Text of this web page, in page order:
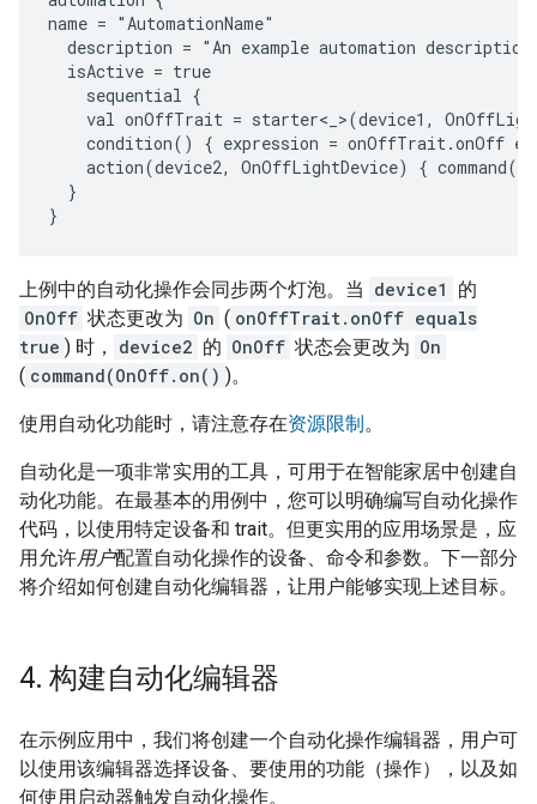
name = "AutomationName"
description = "An example automation
  isActive = true
    sequential {
val onOffTrait = starter<_>(device1,
condition() { expression = onOffTrait.onOff
action(device2, OnOffLightDevice) {
  }
上例中的自动化操作会同步两个灯泡。当 device1
的
OnOff 状态更改为 On ( onOffTrait.onOff equals
true ) 时， device2 的 OnOff 状态会更改为 On
( command(OnOff.on() )。
使用自动化功能时，请注意存在资源限制。
自动化是一项非常实用的工具，可用于在智能家居中创建自
动化功能。在最基本的用例中，您可以明确编写自动化操作
代码，以使用特定设备和 trait。但更实用的应用场景是，应
用允许用户配置自动化操作的设备、命令和参数。下一部分
将介绍如何创建自动化编辑器，让用户能够实现上述目标。
4. 构建自动化编辑器
在示例应用中，我们将创建一个自动化操作编辑器，用户可
以使用该编辑器选择设备、要使用的功能（操作），以及如
何使用启动器触发自动化操作。